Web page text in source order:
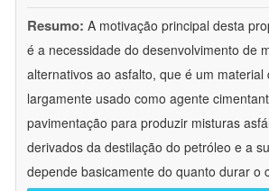
Resumo: A motivação principal desta
é a necessidade do desenvolvimento de
alternativos ao asfalto, que é um material
largamente usado como agente
pavimentação para produzir misturas
derivados da destilação do petróleo e a
depende basicamente do quanto durar o